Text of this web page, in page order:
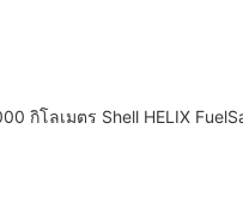
กิโลเมตร Shell HELIX